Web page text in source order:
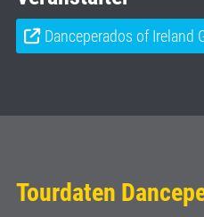
Danceperados of Ireland
Tourdaten